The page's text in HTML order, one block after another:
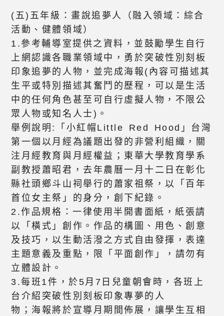
(五)五年級：畫說追夢人（融入領域：綜合
活動、健體領域）
1.參考輔導室提供之資料，並鼓勵學生自行
上網認識各職業領域中，勇於突破性別刻板
印象追夢的人物，並完成海報(內容可描述其
生平或特別描述其奮鬥的歷程，可以是生活
中的任何角色甚至可自行虛擬人物，不限公
眾人物或知名人士)。
舉例說明:「小紅帽Little Red Hood」台灣
第一個以月經為議題出發的非營利組織，關
注月經教育與月經權益；東華大學教育學系
副教授蕭昭君，去年農曆一月十二日在彰化
縣社頭鄉斗山祠舉行的蕭家祖祭，以「百年
首位女主祭」的身分，創下紀錄。
2.作品規格：一律使用半開書面紙，紙張請
以「橫式」創作。作品的構圖、用色、創意
及技巧，以生動活潑之方式自由發揮，表達
主題意義及重點，限「平面創作」，請勿有
立體設計。
3.每班1件，於5月7日兒童朝會時，各班上
台介紹突破性別刻板印象專夢的人
物；海報將於宣導月期間佈展，讓學生互相